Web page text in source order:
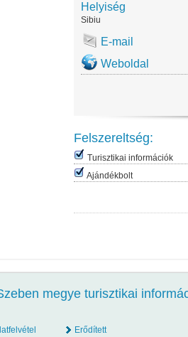
Helyiség
Sibiu
E-mail
Weboldal
Felszereltség:
Turisztikai információk
Ajándékbolt
megye turisztikai
Erődített